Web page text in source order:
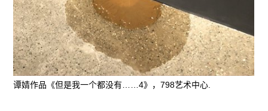
谭婧作品《但是我一个都没有……4》，798艺术中心.